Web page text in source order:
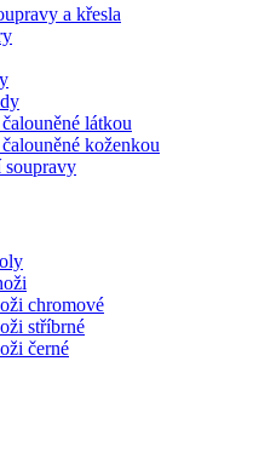
a křesla
látkou
koženkou
soupravy
chromové
stříbrné
černé